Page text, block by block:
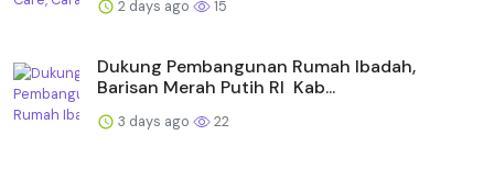
2 days ago 15
Dukung Pembangunan Rumah Ibadah,
Barisan Merah Putih RI Kab...
3 days ago 22